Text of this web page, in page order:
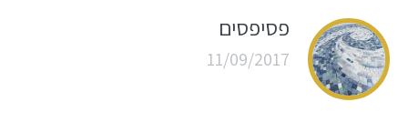
פסיפסים
11/09/2017